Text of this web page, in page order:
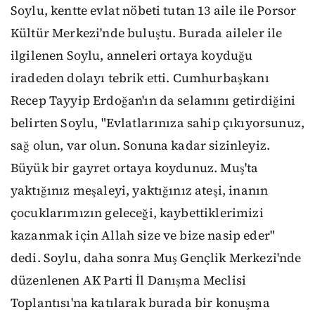
Soylu, kentte evlat nöbeti tutan 13 aile ile Porsor
Kültür Merkezi'nde buluştu. Burada aileler ile
ilgilenen Soylu, anneleri ortaya koyduğu
iradeden dolayı tebrik etti. Cumhurbaşkanı
Recep Tayyip Erdoğan'ın da selamını getirdiğini
belirten Soylu, "Evlatlarınıza sahip çıkıyorsunuz,
sağ olun, var olun. Sonuna kadar sizinleyiz.
Büyük bir gayret ortaya koydunuz. Muş'ta
yaktığınız meşaleyi, yaktığınız ateşi, inanın
çocuklarımızın geleceği, kaybettiklerimizi
kazanmak için Allah size ve bize nasip eder"
dedi. Soylu, daha sonra Muş Gençlik Merkezi'nde
düzenlenen AK Parti İl Danışma Meclisi
Toplantısı'na katılarak burada bir konuşma